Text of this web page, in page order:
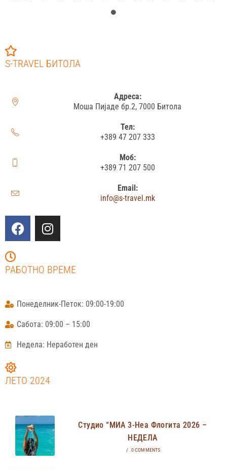
S-TRAVEL БИТОЛА
Адреса:
Моша Пијаде бр.2, 7000 Битола
Тел:
+389 47 207 333
Моб:
+389 71 207 500
Email:
info@s-travel.mk
РАБОТНО ВРЕМЕ
Понеделник-Петок: 09:00-19:00
Сабота: 09:00 – 15:00
Недела: Неработен ден
ЛЕТО 2024
Студио “МИА 3-Неа Флогита 2026 –
НЕДЕЛА
/ 0 COMMENTS